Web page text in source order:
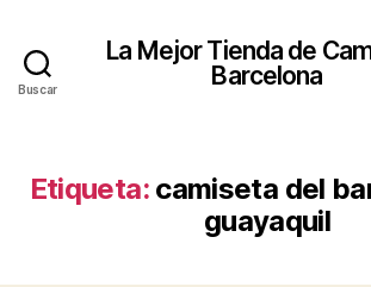
Buscar
La Mejor Tienda de
Barcelona
Etiqueta: camiseta del
guayaquil